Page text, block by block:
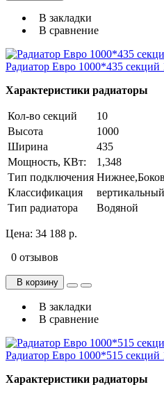
В закладки
В сравнение
Радиатор Евро 1000*435 секций
Характеристики радиаторы
Кол-во секций
10
Высота
1000
Ширина
435
Мощность, КВт:
1,348
Тип подключения
Классификация
вертикальный
Тип радиатора
Водяной
Цена: 34 188 р.
0 отзывов
В корзину
В закладки
В сравнение
Радиатор Евро 1000*515 секций
Характеристики радиаторы